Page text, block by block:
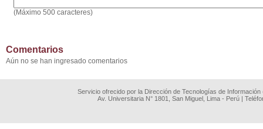
(Máximo 500 caracteres)
Comentarios
Aún no se han ingresado comentarios
Servicio ofrecido por la Dirección de Tecnologías de
Av. Universitaria N° 1801, San Miguel, Lima - Perú |